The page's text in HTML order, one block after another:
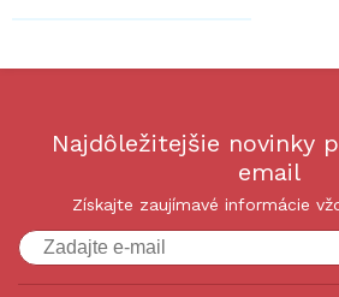
Najdôležitejšie novinky
email
Získajte zaujímavé informácie